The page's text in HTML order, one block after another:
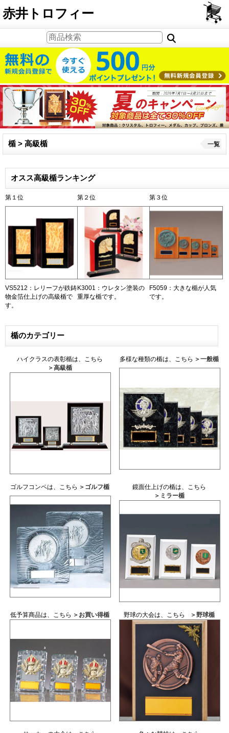
PCサイト
赤井トロフィー
楯 > 高級楯
オスス高級楯ランキング
第１位 第２位 第３位
VS5212：レリーフが鉄鋳
物金箔仕上げの高級楯で
す。
K3001：ウレタン塗装の
重厚な楯です。
F5059：大きな楯が人気
です。
楯のカテゴリー
ハイクラスの表彰楯は、こちら
＞高級楯
多様な種類の楯は、こちら ＞一般楯
ゴルフコンペは、こちら ＞ゴルフ楯
鏡面仕上げの楯は、こちら
＞ミラー楯
低予算商品は、こちら ＞お買い得楯 野球の大会は、こちら ＞野球楯
一覧